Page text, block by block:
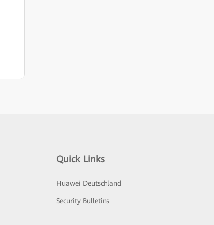
Quick Links
Huawei Deutschland
Security Bulletins